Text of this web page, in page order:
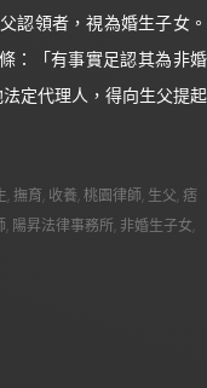
認領者，視為婚生子女。
：「有事實足認其為非婚
定代理人，得向生父提起
,撫育, 收養,桃園律師, 生父, 痞
, 陽昇法律事務所, 非婚生子女,